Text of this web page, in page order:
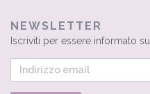
NEWSLETTER
Iscriviti per essere informato